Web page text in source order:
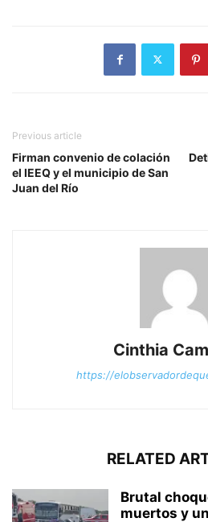
Previous article
Firman convenio de colación
el IEEQ y el municipio de San
Juan del Río
Cinthia
https://
RELATED
Brutal
muertos y